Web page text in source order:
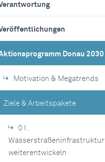
Donau 2030
Motivation & Megatrends
Ziele & Arbeitspakete
01.
Wasserstraßeninfrastruktur
weiterentwickeln